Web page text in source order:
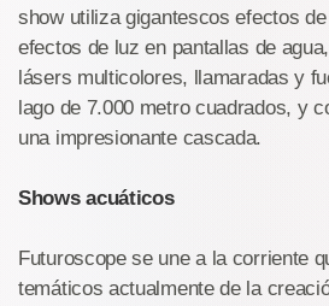
show utiliza gigantescos efectos
efectos de luz en pantallas de
lásers multicolores, llamaradas y
lago de 7.000 metro cuadrados, y
una impresionante cascada.
Shows acuáticos
Futuroscope se une a la corriente
temáticos actualmente de la